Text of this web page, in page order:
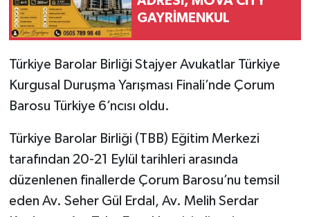
GAYRİMENKUL
Türkiye Barolar Birliği Stajyer Avukatlar Türkiye
Kurgusal Duruşma Yarışması Finali’nde Çorum
Barosu Türkiye 6’ncısı oldu.
Türkiye Barolar Birliği (TBB) Eğitim Merkezi
tarafından 20-21 Eylül tarihleri arasında
düzenlenen finallerde Çorum Barosu’nu temsil
eden Av. Seher Gül Erdal, Av. Melih Serdar